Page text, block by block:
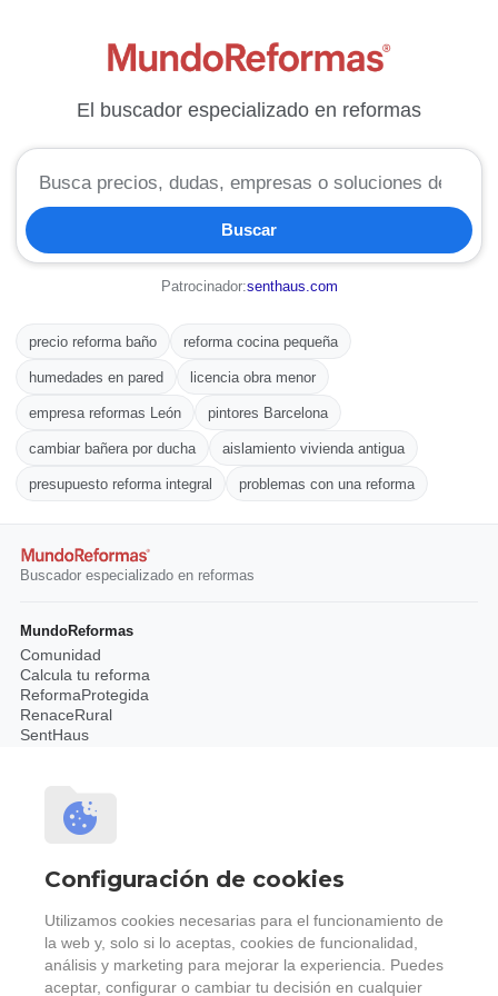
El buscador especializado en reformas
en
MundoReformas
Buscar
Patrocinador:senthaus.com
precio reforma baño reforma cocina pequeña
humedades en pared licencia obra menor
empresa reformas León pintores Barcelona
cambiar bañera por ducha aislamiento vivienda antigua
presupuesto reforma integral problemas con una reforma
Buscador especializado en reformas
MundoReformas
Comunidad
Calcula tu reforma
ReformaProtegida
RenaceRural
SentHaus
Publicidad
Registra gratis tu negocio
Tarjeta Digital
Servicio premium
Legal
Privacidad
Cookies
Condiciones
Configuración de cookies
Utilizamos cookies necesarias para el funcionamiento de
la web y, solo si lo aceptas, cookies de funcionalidad,
análisis y marketing para mejorar la experiencia. Puedes
aceptar, configurar o cambiar tu decisión en cualquier